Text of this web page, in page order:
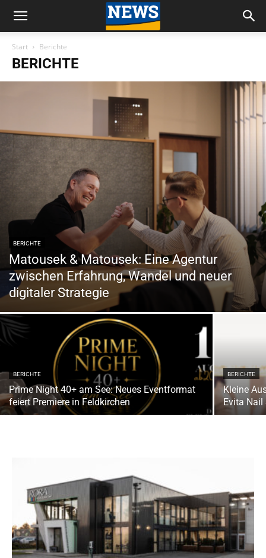
Start Berichte
BERICHTE
BERICHTE
Matousek & Matousek: Eine Agentur
zwischen Erfahrung, Wandel und neuer
digitaler Strategie
BERICHTE
Prime Night 40+ am See: Neues Eventformat
feiert Premiere in Feldkirchen
BERICHTE
Kleine
Evita Nail